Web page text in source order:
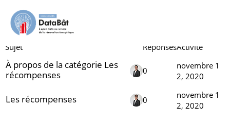
Les récompenses
Sujet RéponsesActivité
À propos de la catégorie Les
récompenses
0
novembre 1
2, 2020
Les récompenses 0
novembre 1
2, 2020